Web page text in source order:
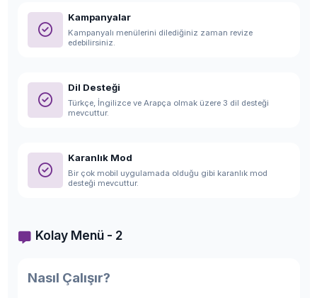
Kampanyalar
Kampanyalı menülerini dilediğiniz zaman revize
edebilirsiniz.
Dil Desteği
Türkçe, İngilizce ve Arapça olmak üzere 3 dil desteği
mevcuttur.
Karanlık Mod
Bir çok mobil uygulamada olduğu gibi karanlık mod
desteği mevcuttur.
Kolay Menü - 2
Nasıl Çalışır?